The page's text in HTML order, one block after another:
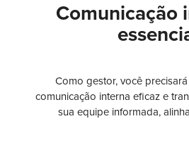
Comunicação
Como gestor, você
comunicação interna eficaz e
sua equipe informada,